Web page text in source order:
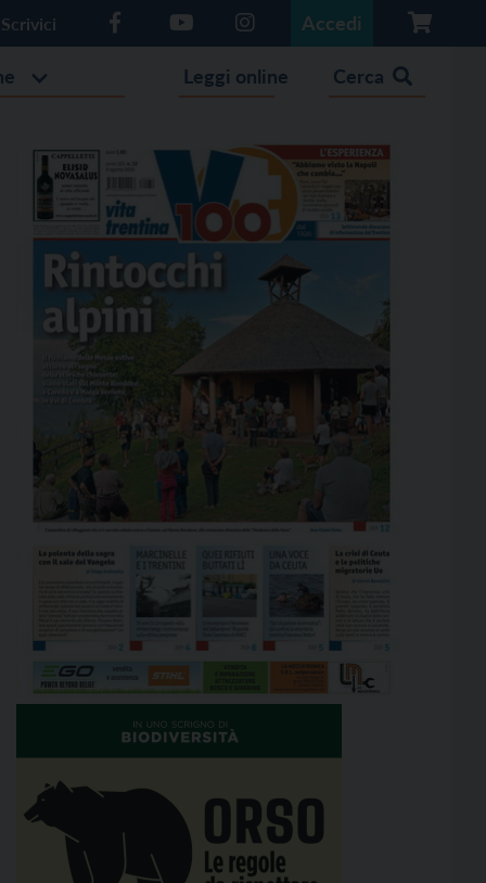
Scrivici Accedi
Leggi online Cerca